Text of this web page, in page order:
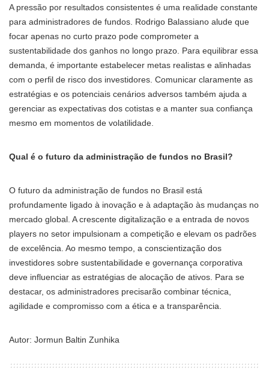
A pressão por resultados consistentes é uma realidade constante
para administradores de fundos. Rodrigo Balassiano alude que
focar apenas no curto prazo pode comprometer a
sustentabilidade dos ganhos no longo prazo. Para equilibrar essa
demanda, é importante estabelecer metas realistas e alinhadas
com o perfil de risco dos investidores. Comunicar claramente as
estratégias e os potenciais cenários adversos também ajuda a
gerenciar as expectativas dos cotistas e a manter sua confiança
mesmo em momentos de volatilidade.
Qual é o futuro da administração de fundos no Brasil?
O futuro da administração de fundos no Brasil está
profundamente ligado à inovação e à adaptação às mudanças no
mercado global. A crescente digitalização e a entrada de novos
players no setor impulsionam a competição e elevam os padrões
de excelência. Ao mesmo tempo, a conscientização dos
investidores sobre sustentabilidade e governança corporativa
deve influenciar as estratégias de alocação de ativos. Para se
destacar, os administradores precisarão combinar técnica,
agilidade e compromisso com a ética e a transparência.
Autor: Jormun Baltin Zunhika